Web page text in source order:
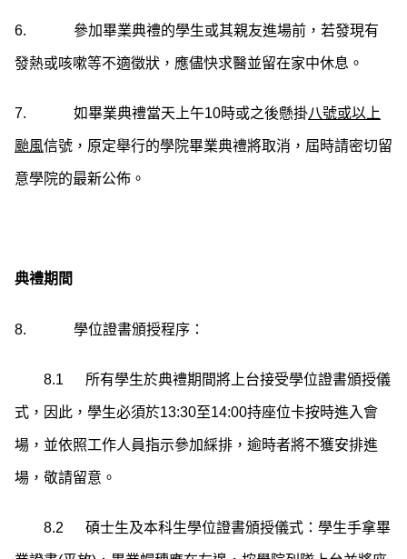
6. 參加畢業典禮的學生或其親友進場前，若發現有
發熱或咳嗽等不適徵狀，應儘快求醫並留在家中休息。
7. 如畢業典禮當天上午10時或之後懸掛八號或以上
颱風信號，原定舉行的學院畢業典禮將取消，屆時請密切留
意學院的最新公佈。
典禮期間
8. 學位證書頒授程序：
8.1 所有學生於典禮期間將上台接受學位證書頒授儀
式，因此，學生必須於13:30至14:00持座位卡按時進入會
場，並依照工作人員指示參加綵排，逾時者將不獲安排進
場，敬請留意。
8.2 碩士生及本科生學位證書頒授儀式：學生手拿畢